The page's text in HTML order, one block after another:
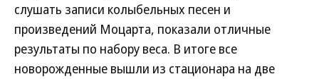
слушать записи колыбельных песен и
произведений Моцарта, показали отличные
результаты по набору веса. В итоге все
новорожденные вышли из стационара на две